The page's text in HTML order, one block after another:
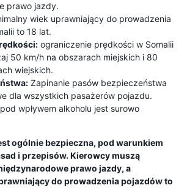
prawo jazdy.
wiek uprawniający do prowadzenia
to 18 lat.
ograniczenie prędkości w Somalii
50 km/h na obszarach miejskich i 80
wiejskich.
Zapinanie pasów bezpieczeństwa
dla wszystkich pasażerów pojazdu.
wpływem alkoholu jest surowo
ogólnie bezpieczna, pod warunkiem
i przepisów. Kierowcy muszą
prawo jazdy, a
do prowadzenia pojazdów to